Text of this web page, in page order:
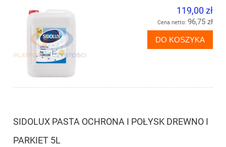
119,00 zł
Cena netto: 96,75 zł
DO KOSZYKA
SIDOLUX PASTA OCHRONA I POŁYSK DREWNO I
PARKIET 5L